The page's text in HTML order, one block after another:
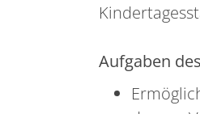
Aufgaben